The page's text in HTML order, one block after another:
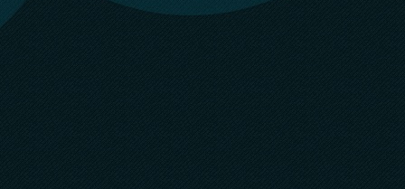
Va recomandam